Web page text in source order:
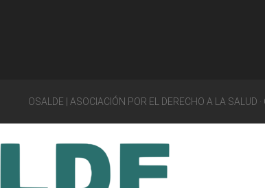
OSALDE | ASOCIACIÓN POR EL DERECHO A LA SALUD